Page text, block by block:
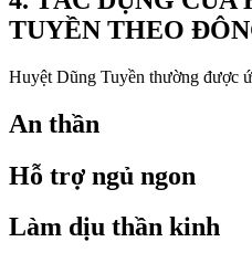
TUYỀN THEO
Huyệt Dũng Tuyền thường được
An thần
Hỗ trợ ngủ ngon
Làm dịu thần kinh